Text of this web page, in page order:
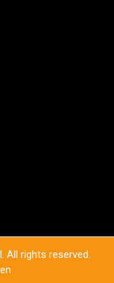
All rights reserved.